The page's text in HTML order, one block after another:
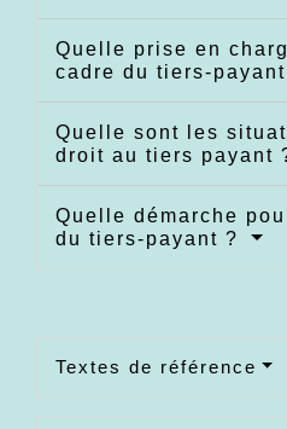
Quelle prise en
cadre du tiers-
Quelle sont les
droit au tiers payant
Quelle démarche
du tiers-payant ?
Textes de référence